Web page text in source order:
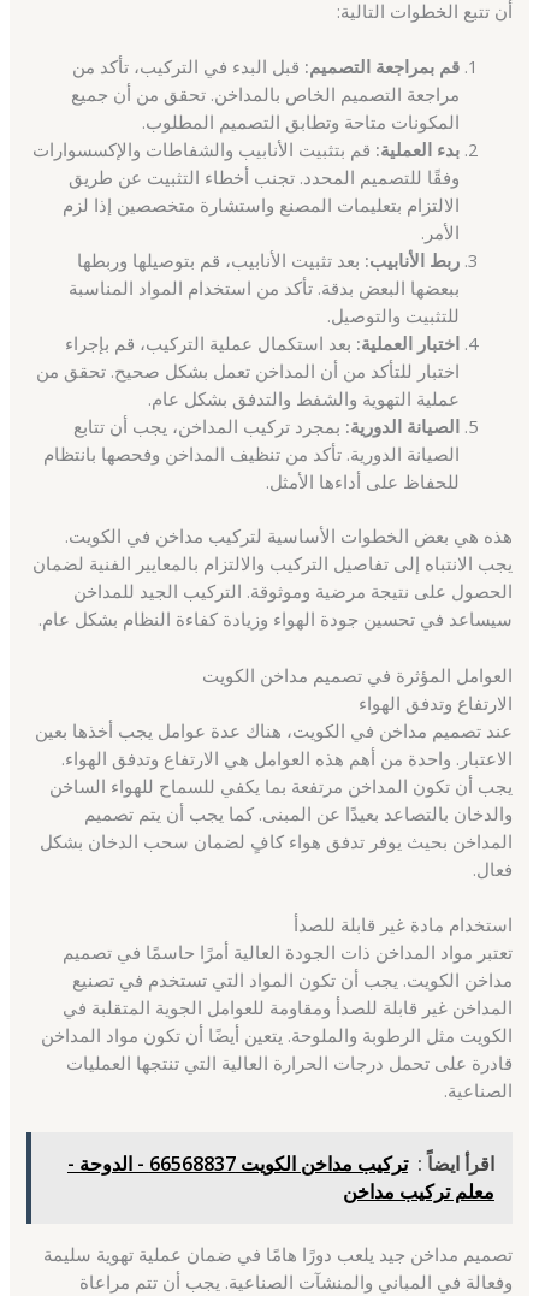
أن تتبع الخطوات التالية:
قم بمراجعة التصميم: قبل البدء في التركيب، تأكد من
مراجعة التصميم الخاص بالمداخن. تحقق من أن جميع
المكونات متاحة وتطابق التصميم المطلوب.
بدء العملية: قم بتثبيت الأنابيب والشفاطات والإكسسوارات
وفقًا للتصميم المحدد. تجنب أخطاء التثبيت عن طريق
الالتزام بتعليمات المصنع واستشارة متخصصين إذا لزم
الأمر.
ربط الأنابيب: بعد تثبيت الأنابيب، قم بتوصيلها وربطها
ببعضها البعض بدقة. تأكد من استخدام المواد المناسبة
للتثبيت والتوصيل.
اختبار العملية: بعد استكمال عملية التركيب، قم بإجراء
اختبار للتأكد من أن المداخن تعمل بشكل صحيح. تحقق من
عملية التهوية والشفط والتدفق بشكل عام.
الصيانة الدورية: بمجرد تركيب المداخن، يجب أن تتابع
الصيانة الدورية. تأكد من تنظيف المداخن وفحصها بانتظام
للحفاظ على أداءها الأمثل.
هذه هي بعض الخطوات الأساسية لتركيب مداخن في الكويت.
يجب الانتباه إلى تفاصيل التركيب والالتزام بالمعايير الفنية لضمان
الحصول على نتيجة مرضية وموثوقة. التركيب الجيد للمداخن
سيساعد في تحسين جودة الهواء وزيادة كفاءة النظام بشكل عام.
العوامل المؤثرة في تصميم مداخن الكويت
الارتفاع وتدفق الهواء
عند تصميم مداخن في الكويت، هناك عدة عوامل يجب أخذها بعين
الاعتبار. واحدة من أهم هذه العوامل هي الارتفاع وتدفق الهواء.
يجب أن تكون المداخن مرتفعة بما يكفي للسماح للهواء الساخن
والدخان بالتصاعد بعيدًا عن المبنى. كما يجب أن يتم تصميم
المداخن بحيث يوفر تدفق هواء كافٍ لضمان سحب الدخان بشكل
فعال.
استخدام مادة غير قابلة للصدأ
تعتبر مواد المداخن ذات الجودة العالية أمرًا حاسمًا في تصميم
مداخن الكويت. يجب أن تكون المواد التي تستخدم في تصنيع
المداخن غير قابلة للصدأ ومقاومة للعوامل الجوية المتقلبة في
الكويت مثل الرطوبة والملوحة. يتعين أيضًا أن تكون مواد المداخن
قادرة على تحمل درجات الحرارة العالية التي تنتجها العمليات
الصناعية.
اقرأ ايضاً :
تركيب مداخن الكويت 66568837 - الدوحة -
معلم تركيب مداخن
تصميم مداخن جيد يلعب دورًا هامًا في ضمان عملية تهوية سليمة
وفعالة في المباني والمنشآت الصناعية. يجب أن تتم مراعاة